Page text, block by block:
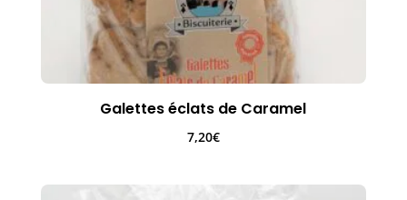
Galettes éclats de Caramel
7,20€